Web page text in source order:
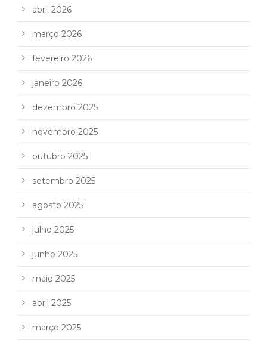
abril 2026
março 2026
fevereiro 2026
janeiro 2026
dezembro 2025
novembro 2025
outubro 2025
setembro 2025
agosto 2025
julho 2025
junho 2025
maio 2025
abril 2025
março 2025